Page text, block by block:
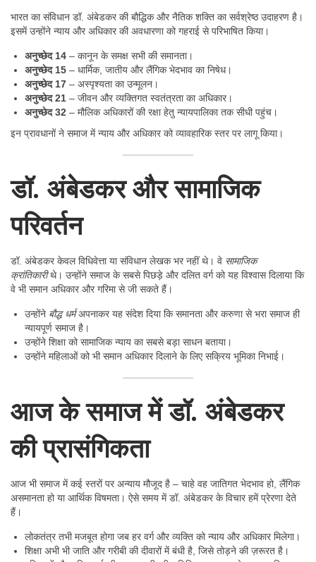
भारत का संविधान डॉ. अंबेडकर की बौद्धिक और नैतिक शक्ति का सर्वश्रेष्ठ उदाहरण है।
इसमें उन्होंने न्याय और अधिकार की अवधारणा को गहराई से परिभाषित किया।
अनुच्छेद 14 – कानून के समक्ष सभी की समानता।
अनुच्छेद 15 – धार्मिक, जातीय और लैंगिक भेदभाव का निषेध।
अनुच्छेद 17 – अस्पृश्यता का उन्मूलन।
अनुच्छेद 21 – जीवन और व्यक्तिगत स्वतंत्रता का अधिकार।
अनुच्छेद 32 – मौलिक अधिकारों की रक्षा हेतु न्यायपालिका तक सीधी पहुंच।
इन प्रावधानों ने समाज में न्याय और अधिकार को व्यावहारिक स्तर पर लागू किया।
डॉ. अंबेडकर और सामाजिक
परिवर्तन
डॉ. अंबेडकर केवल विधिवेत्ता या संविधान लेखक भर नहीं थे। वे सामाजिक
क्रांतिकारीथे। उन्होंने समाज के सबसे पिछड़े और दलित वर्ग को यह विश्वास दिलाया कि
वे भी समान अधिकार और गरिमा से जी सकते हैं।
उन्होंने बौद्ध धर्मअपनाकर यह संदेश दिया कि समानता और करुणा से भरा समाज ही
न्यायपूर्ण समाज है।
उन्होंने शिक्षा को सामाजिक न्याय का सबसे बड़ा साधन बताया।
उन्होंने महिलाओं को भी समान अधिकार दिलाने के लिए सक्रिय भूमिका निभाई।
आज के समाज में डॉ. अंबेडकर
की प्रासंगिकता
आज भी समाज में कई स्तरों पर अन्याय मौजूद है – चाहे वह जातिगत भेदभाव हो, लैंगिक
असमानता हो या आर्थिक विषमता। ऐसे समय में डॉ. अंबेडकर के विचार हमें प्रेरणा देते
हैं।
लोकतंत्र तभी मजबूत होगा जब हर वर्ग और व्यक्ति को न्याय और अधिकार मिलेगा।
शिक्षा अभी भी जाति और गरीबी की दीवारों में बंधी है, जिसे तोड़ने की ज़रूरत है।